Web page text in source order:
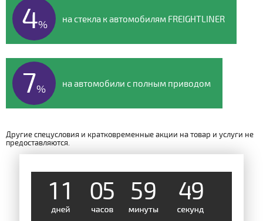
4% на стекла к автомобилям FREIGHTLINER
7% на автомобили с полным приводом
Другие спецусловия и кратковременные акции на товар и услуги не
предоставляются.
1 1 05 59 48